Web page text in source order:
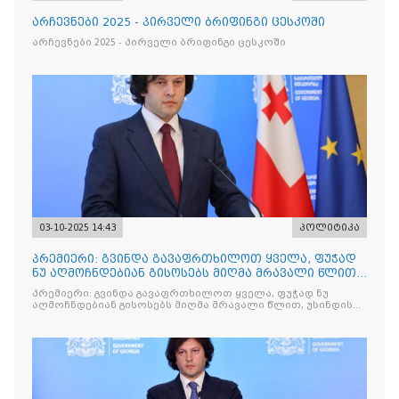
არჩევნები 2025 - პირველი ბრიფინგი ცესკოში
არჩევნები 2025 - პირველი ბრიფინგი ცესკოში
03-10-2025 14:43 პოლიტიკა
პრემიერი: გვინდა გავაფრთხილოთ ყველა, ფუჭად
ნუ აღმოჩნდებიან გისოსებს მიღმა მრავალი წლით,
უსინდისო მოძალადეების ადგილი ციხეშია, კიდევ
ერთხელ ვურჩევთ ყველას, ნუ გაერევიან ისეთ
პრემიერი: გვინდა გავაფრთხილოთ ყველა, ფუჭად ნუ
აღმოჩნდებიან გისოსებს მიღმა მრავალი წლით, უსინდისო
გულისხმობს ძალადობას